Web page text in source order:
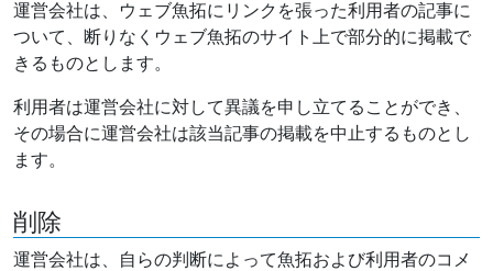
運営会社は、ウェブ魚拓にリンクを張った利用者の記事に
ついて、断りなくウェブ魚拓のサイト上で部分的に掲載で
きるものとします。
利用者は運営会社に対して異議を申し立てることができ、
その場合に運営会社は該当記事の掲載を中止するものとし
ます。
削除
運営会社は、自らの判断によって魚拓および利用者のコメ